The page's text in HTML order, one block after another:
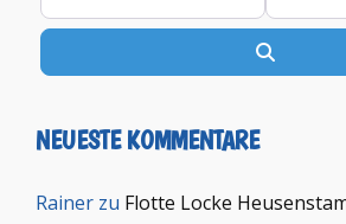
NEUESTE KOMMENTARE
Rainer zu Flotte Locke